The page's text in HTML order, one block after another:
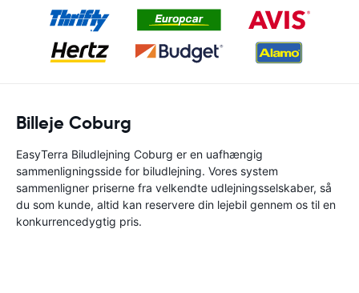
Billeje Coburg
EasyTerra Biludlejning Coburg er en uafhængig
sammenligningsside for biludlejning. Vores system
sammenligner priserne fra velkendte udlejningsselskaber, så
du som kunde, altid kan reservere din lejebil gennem os til en
konkurrencedygtig pris.